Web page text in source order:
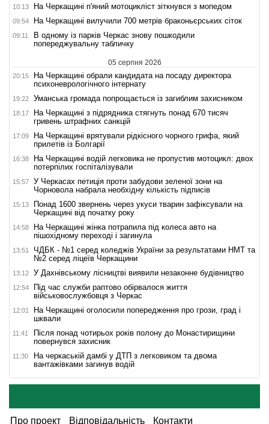
10:13 На Черкащині п'яний мотоцикліст зіткнувся з мопедом
09:54 На Черкащині вилучили 700 метрів браконьєрських сіток
09:11
В одному із парків Черкас знову пошкодили
попереджувальну табличку
05 серпня 2026
20:15
На Черкащині обрали кандидата на посаду директора
психоневрологічного інтернату
19:22 Уманська громада попрощається із загиблим захисником
18:17
На Черкащині з підрядника стягнуть понад 670 тисяч
гривень штрафних санкцій
17:09
На Черкащині врятували рідкісного чорного грифа, який
прилетів із Болгарії
16:38
На Черкащині водій легковика не пропустив мотоцикл: двох
потерпілих госпіталізували
15:57
У Черкасах петиція проти забудови зеленої зони на
Чорновола набрала необхідну кількість підписів
15:13
Понад 1600 звернень через укуси тварин зафіксували на
Черкащині від початку року
14:58
На Черкащині жінка потрапила під колеса авто на
пішохідному переході і загинула
13:51
ЧДБК - №1 серед коледжів України за результатами НМТ та
№2 серед ліцеїв Черкащини
13:12 У Дахнівському лісництві виявили незаконне будівництво
12:54
Під час служби раптово обірвалося життя
військовослужбовця з Черкас
12:01
На Черкащині оголосили попередження про грози, град і
шквали
11:41
Після понад чотирьох років полону до Монастирищини
повернувся захисник
11:30
На черкаській дамбі у ДТП з легковиком та двома
вантажівками загинув водій
Про проект Відповідальність Контакти